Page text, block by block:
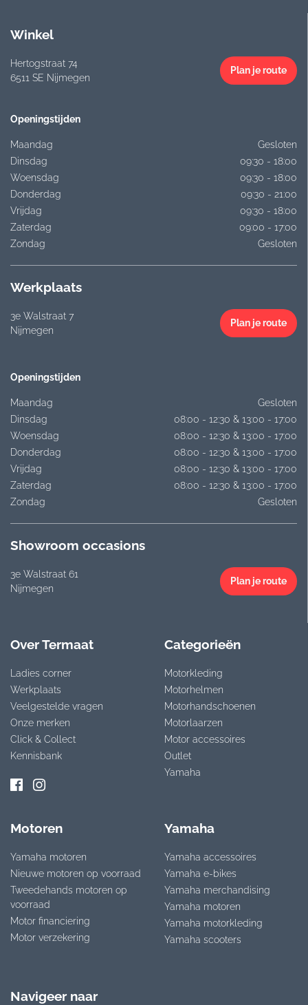
Winkel
Hertogstraat 74
6511 SE Nijmegen
Plan je route
Openingstijden
Maandag
Gesloten
Dinsdag
09:30 - 18:00
Woensdag
09:30 - 18:00
Donderdag
09:30 - 21:00
Vrijdag
09:30 - 18:00
Zaterdag
09:00 - 17:00
Zondag
Gesloten
Werkplaats
3e Walstraat 7
Nijmegen
Plan je route
Openingstijden
Maandag
Gesloten
Dinsdag
08:00 - 12:30 & 13:00 - 17:00
Woensdag
08:00 - 12:30 & 13:00 - 17:00
Donderdag
08:00 - 12:30 & 13:00 - 17:00
Vrijdag
08:00 - 12:30 & 13:00 - 17:00
Zaterdag
08:00 - 12:30 & 13:00 - 17:00
Zondag
Gesloten
Showroom occasions
3e Walstraat 61
Nijmegen
Plan je route
Over Termaat
Ladies corner
Werkplaats
Veelgestelde vragen
Onze merken
Click & Collect
Kennisbank
Categorieën
Motorkleding
Motorhelmen
Motorhandschoenen
Motorlaarzen
Motor accessoires
Outlet
Yamaha
Motoren
Yamaha motoren
Nieuwe motoren op voorraad
Tweedehands motoren op
voorraad
Motor financiering
Motor verzekering
Yamaha
Yamaha accessoires
Yamaha e-bikes
Yamaha merchandising
Yamaha motoren
Yamaha motorkleding
Yamaha scooters
Navigeer naar